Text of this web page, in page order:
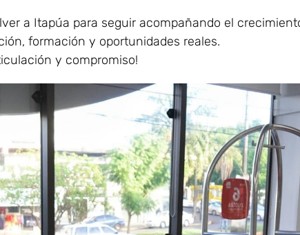
a Itapúa para seguir acompañando el
formación y oportunidades reales.
y compromiso!